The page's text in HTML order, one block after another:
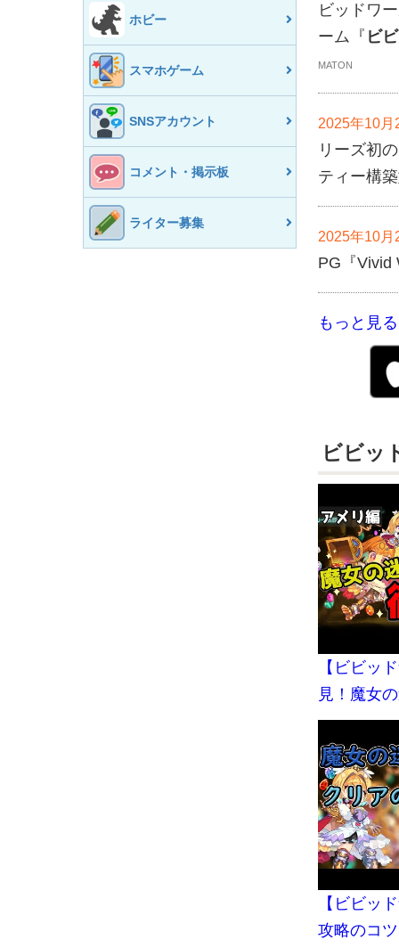
ホビー
スマホゲーム
SNSアカウント
コメント・掲示板
ライター募集
ビッドワ
ーム『 ビ
MATON
2025年10
リーズ初
ティー構
2025年10
PG『Vivid
もっと見る
ビビッ
【ビビッ
見！魔女
教えます
【ビビッ
攻略のコ